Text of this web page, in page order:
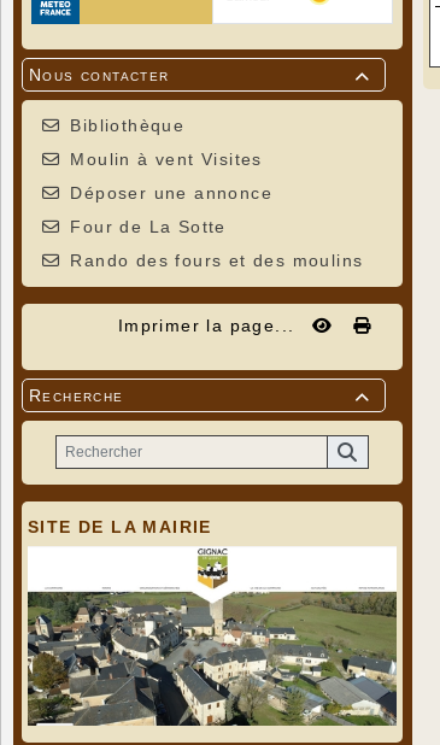

Nous contacter
Bibliothèque
Moulin à vent Visites
Déposer une annonce
Four de La Sotte
Rando des fours et des moulins
Imprimer la page...

Recherche
SITE DE LA MAIRIE